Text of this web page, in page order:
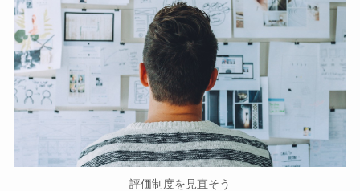
評価制度を見直そう